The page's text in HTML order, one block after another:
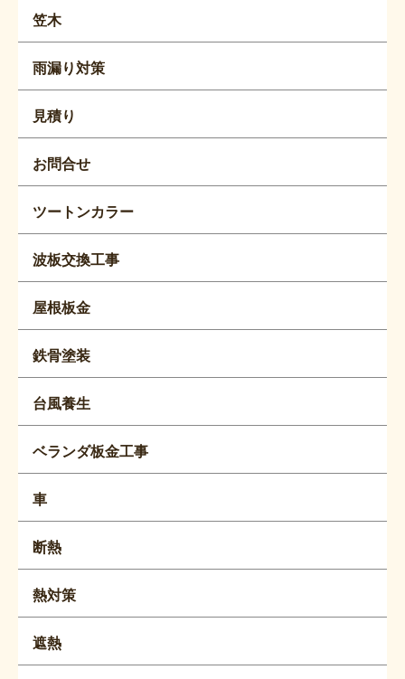
笠木
雨漏り対策
見積り
お問合せ
ツートンカラー
波板交換工事
屋根板金
鉄骨塗装
台風養生
ベランダ板金工事
車
断熱
熱対策
遮熱